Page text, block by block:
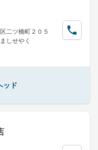
二ツ橋町２０５
しせやく
ッド